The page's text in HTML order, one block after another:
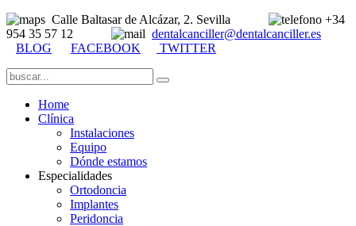
Calle Baltasar de Alcázar, 2. Sevilla
+34
954 35 57 12
dentalcanciller@dentalcanciller.es
BLOG
FACEBOOK TWITTER
Home
Clínica
Instalaciones
Equipo
Dónde estamos
Especialidades
Ortodoncia
Implantes
Peridoncia